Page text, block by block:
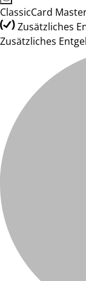
ClassicCard
Zusätzliches
Zusätzliches